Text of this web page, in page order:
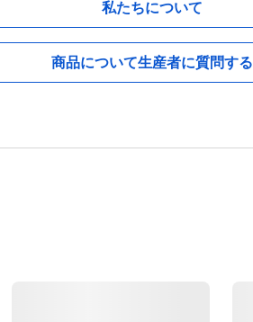
私たちについて
商品について生産者に質問する